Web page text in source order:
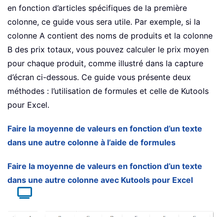
en fonction d’articles spécifiques de la première
colonne, ce guide vous sera utile. Par exemple, si la
colonne A contient des noms de produits et la colonne
B des prix totaux, vous pouvez calculer le prix moyen
pour chaque produit, comme illustré dans la capture
d’écran ci-dessous. Ce guide vous présente deux
méthodes : l’utilisation de formules et celle de Kutools
pour Excel.
Faire la moyenne de valeurs en fonction d’un texte
dans une autre colonne à l’aide de formules
Faire la moyenne de valeurs en fonction d’un texte
dans une autre colonne avec Kutools pour Excel